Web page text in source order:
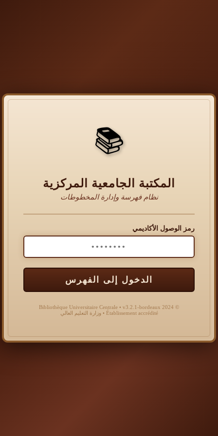
📚
المكتبة الجامعية المركزية
نظام فهرسة وإدارة المخطوطات
رمز الوصول الأكاديمي
الدخول إلى الفهرس
© 2024 Bibliothèque Universitaire Centrale • v3.2.1-bordeaux
Établissement accrédité • وزارة التعليم العالي